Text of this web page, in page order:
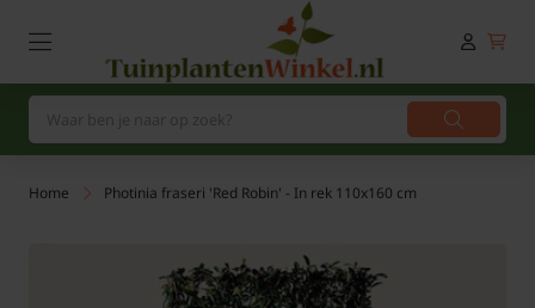
Home Photinia fraseri 'Red Robin' - In rek 110x160 cm